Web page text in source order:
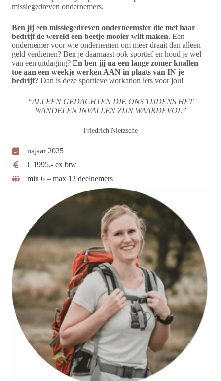
missiegedreven ondernemers.
Ben jij een missiegedreven onderneemster die met haar
bedrijf de wereld een beetje mooier wilt maken. Een
ondernemer voor wie ondernemen om meer draait dan alleen
geld verdienen? Ben je daarnaast ook sportief en houd je wel
van een uitdaging? En ben jij na een lange zomer knallen
toe aan een weekje werken AAN in plaats van IN je
bedrijf? Dan is deze sportieve workation iets voor jou!
“ALLEEN GEDACHTEN DIE ONS TIJDENS HET
WANDELEN INVALLEN ZIJN WAARDEVOL”
– Friedrich Nietzsche –
najaar 2025
€ 1995,- ex btw
min 6 – max 12 deelnemers